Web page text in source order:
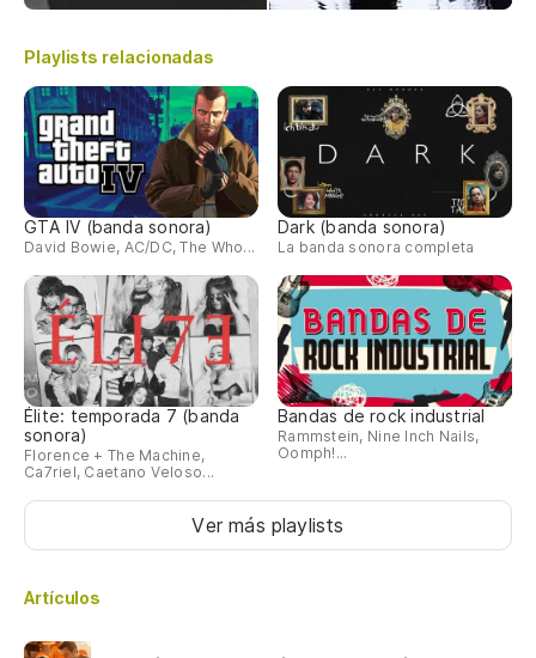
Playlists relacionadas
GTA IV (banda sonora)
David Bowie, AC/DC, The Who...
Dark (banda sonora)
La banda sonora completa
Élite: temporada 7 (banda
sonora)
Florence + The Machine,
Ca7riel, Caetano Veloso...
Bandas de rock industrial
Rammstein, Nine Inch Nails,
Oomph!...
Ver más playlists
Artículos